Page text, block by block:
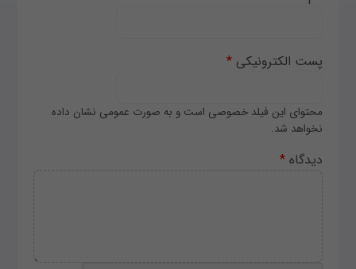
پست الکترونیکی*
محتوای این فیلد خصوصی است و به صورت عمومی نشان داده
نخواهد شد.
دیدگاه*